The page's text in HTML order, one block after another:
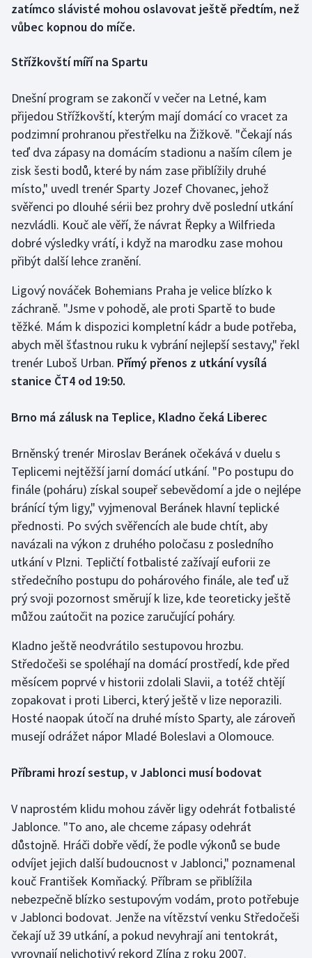
Golf
Gymnastika
Jezdectví
Judo
Krasobruslení
Lezení
Lyže a snowboard
Moderní pětiboj
Motorsport
Olympijské hry
Parasport
Plavání
Plážový volejbal
Ragby
Rychlobruslení
Rychlostní kanoistika
Short track
Sportovní střelba
Stolní tenis
Triatlon
Veslování
Ostatní
zatímco slávisté mohou oslavovat ještě předtím, než
vůbec kopnou do míče.
Střížkovští míří na Spartu
Dnešní program se zakončí v večer na Letné, kam
přijedou Střížkovští, kterým mají domácí co vracet za
podzimní prohranou přestřelku na Žižkově. "Čekají nás
teď dva zápasy na domácím stadionu a naším cílem je
zisk šesti bodů, které by nám zase přiblížily druhé
místo," uvedl trenér Sparty Jozef Chovanec, jehož
svěřenci po dlouhé sérii bez prohry dvě poslední utkání
nezvládli. Kouč ale věří, že návrat Řepky a Wilfrieda
dobré výsledky vrátí, i když na marodku zase mohou
přibýt další lehce zranění.
Ligový nováček Bohemians Praha je velice blízko k
záchraně. "Jsme v pohodě, ale proti Spartě to bude
těžké. Mám k dispozici kompletní kádr a bude potřeba,
abych měl šťastnou ruku k vybrání nejlepší sestavy," řekl
trenér Luboš Urban. Přímý přenos z utkání vysílá
stanice ČT4 od 19:50.
Brno má zálusk na Teplice, Kladno čeká Liberec
Brněnský trenér Miroslav Beránek očekává v duelu s
Teplicemi nejtěžší jarní domácí utkání. "Po postupu do
finále (poháru) získal soupeř sebevědomí a jde o nejlépe
bránící tým ligy," vyjmenoval Beránek hlavní teplické
přednosti. Po svých svěřencích ale bude chtít, aby
navázali na výkon z druhého poločasu z posledního
utkání v Plzni. Tepličtí fotbalisté zažívají euforii ze
středečního postupu do pohárového finále, ale teď už
prý svoji pozornost směrují k lize, kde teoreticky ještě
můžou zaútočit na pozice zaručující poháry.
Kladno ještě neodvrátilo sestupovou hrozbu.
Středočeši se spoléhají na domácí prostředí, kde před
měsícem poprvé v historii zdolali Slavii, a totéž chtějí
zopakovat i proti Liberci, který ještě v lize neporazili.
Hosté naopak útočí na druhé místo Sparty, ale zároveň
musejí odrážet nápor Mladé Boleslavi a Olomouce.
Příbrami hrozí sestup, v Jablonci musí bodovat
V naprostém klidu mohou závěr ligy odehrát fotbalisté
Jablonce. "To ano, ale chceme zápasy odehrát
důstojně. Hráči dobře vědí, že podle výkonů se bude
odvíjet jejich další budoucnost v Jablonci," poznamenal
kouč František Komňacký. Příbram se přiblížila
nebezpečně blízko sestupovým vodám, proto potřebuje
v Jablonci bodovat. Jenže na vítězství venku Středočeši
čekají už 39 utkání, a pokud nevyhrají ani tentokrát,
vyrovnají nelichotivý rekord Zlína z roku 2007.